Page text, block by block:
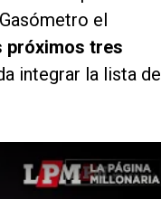
el
próximos tres
integrar la lista de